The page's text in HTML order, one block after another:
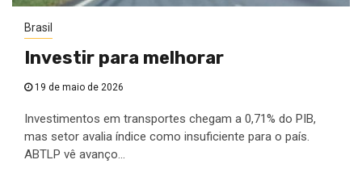
Brasil
Investir para melhorar
19 de maio de 2026
Investimentos em transportes chegam a 0,71% do PIB,
mas setor avalia índice como insuficiente para o país.
ABTLP vê avanço...